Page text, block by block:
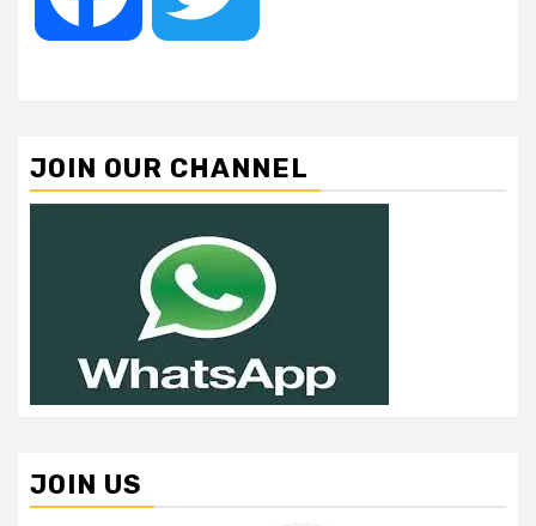
JOIN OUR CHANNEL
JOIN US